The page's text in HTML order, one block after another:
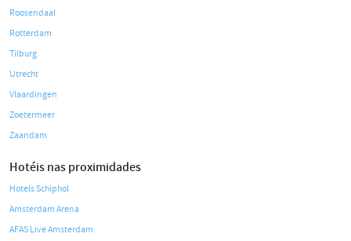
Roosendaal
Rotterdam
Tilburg
Utrecht
Vlaardingen
Zoetermeer
Zaandam
Hotéis nas proximidades
Hotels Schiphol
Amsterdam Arena
AFAS Live Amsterdam